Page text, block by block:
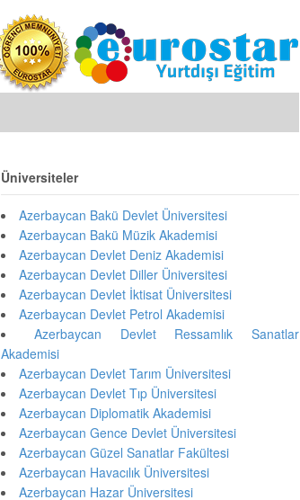
Üniversiteler
Azerbaycan Bakü Devlet Üniversitesi
Azerbaycan Bakü Müzik Akademisi
Azerbaycan Devlet Deniz Akademisi
Azerbaycan Devlet Diller Üniversitesi
Azerbaycan Devlet İktisat Üniversitesi
Azerbaycan Devlet Petrol Akademisi
Azerbaycan Devlet Ressamlık Sanatlar
Akademisi
Azerbaycan Devlet Tarım Üniversitesi
Azerbaycan Devlet Tıp Üniversitesi
Azerbaycan Diplomatik Akademisi
Azerbaycan Gence Devlet Üniversitesi
Azerbaycan Güzel Sanatlar Fakültesi
Azerbaycan Havacılık Üniversitesi
Azerbaycan Hazar Üniversitesi